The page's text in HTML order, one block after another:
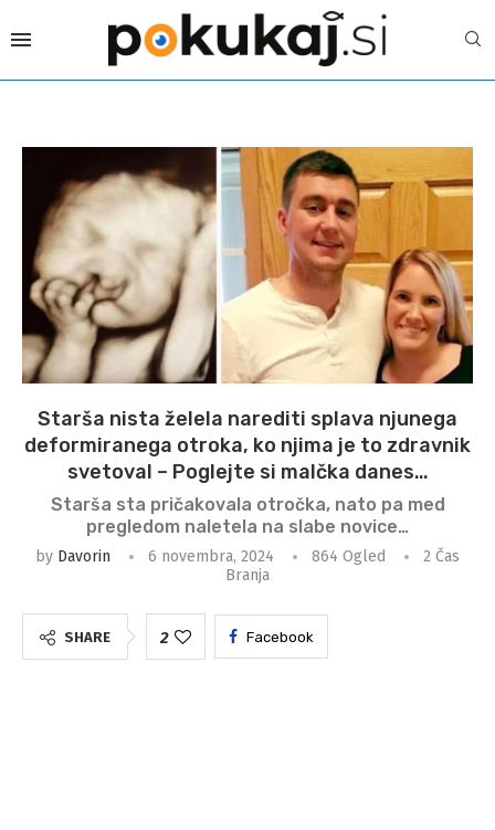
Starša nista želela narediti splava njunega
deformiranega otroka, ko njima je to zdravnik
svetoval – Poglejte si malčka danes…
Starša sta pričakovala otročka, nato pa med
pregledom naletela na slabe novice…
by Davorin 6 novembra, 2024 864 Ogled
2 Čas
Branja
SHARE 2 Facebook